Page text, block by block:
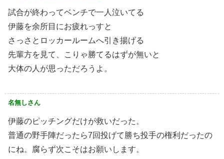
試合が終わってベンチで一人泣いてる
伊藤を余所目にお疲れっすと
さっさとロッカールームへ引き揚げる
先輩方を見て、こりゃ勝てるはずが無いと
大体の人が思っただろうよ。
名無しさん
伊藤のピッチングだけが救いだった。
普通の野手陣だったら7回投げて勝ち投手の権利だったの
にね。腐らず次こそはお願いします。